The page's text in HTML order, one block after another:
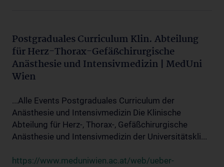
Postgraduales Curriculum Klin. Abteilung
für Herz-Thorax-Gefäßchirurgische
Anästhesie und Intensivmedizin | MedUni
Wien
...Alle Events Postgraduales Curriculum der
Anästhesie und Intensivmedizin Die Klinische
Abteilung für Herz-, Thorax-, Gefäßchirurgische
Anästhesie und Intensivmedizin der Universitätskli...
https://www.meduniwien.ac.at/web/ueber-